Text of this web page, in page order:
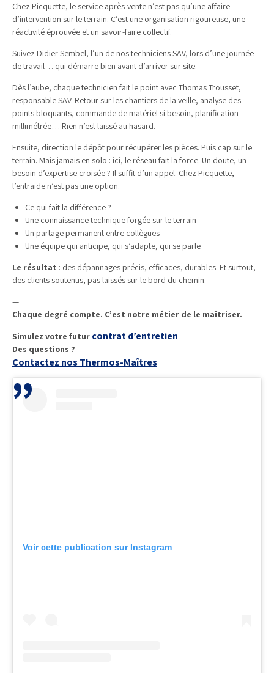
Chez Picquette, le service après-vente n’est pas qu’une affaire
d’intervention sur le terrain. C’est une organisation rigoureuse, une
réactivité éprouvée et un savoir-faire collectif.
Suivez Didier Sembel, l’un de nos techniciens SAV, lors d’une journée
de travail… qui démarre bien avant d’arriver sur site.
Dès l’aube, chaque technicien fait le point avec Thomas Trousset,
responsable SAV. Retour sur les chantiers de la veille, analyse des
points bloquants, commande de matériel si besoin, planification
millimétrée… Rien n’est laissé au hasard.
Ensuite, direction le dépôt pour récupérer les pièces. Puis cap sur le
terrain. Mais jamais en solo : ici, le réseau fait la force. Un doute, un
besoin d’expertise croisée ? Il suffit d’un appel. Chez Picquette,
l’entraide n’est pas une option.
Ce qui fait la différence ?
Une connaissance technique forgée sur le terrain
Un partage permanent entre collègues
Une équipe qui anticipe, qui s’adapte, qui se parle
Le résultat : des dépannages précis, efficaces, durables. Et surtout,
des clients soutenus, pas laissés sur le bord du chemin.
—
Chaque degré compte. C’est notre métier de le maîtriser.
Simulez votre futur contrat d’entretien
Des questions ?
Contactez nos Thermos-Maîtres
Voir cette publication sur Instagram